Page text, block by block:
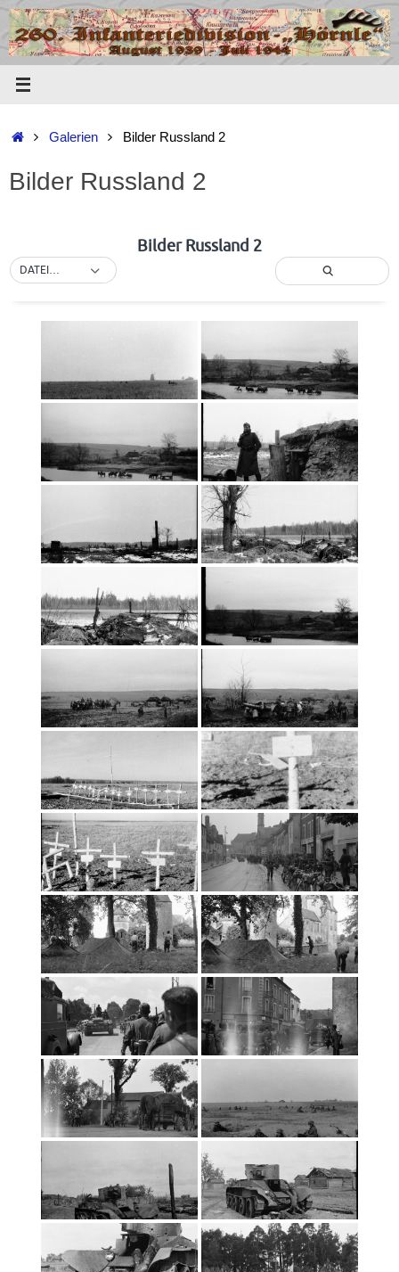
Zum
Inhalt
springen
StartGalerien Bilder Russland 2
Bilder Russland 2
Bilder Russland 2
DATEINAME